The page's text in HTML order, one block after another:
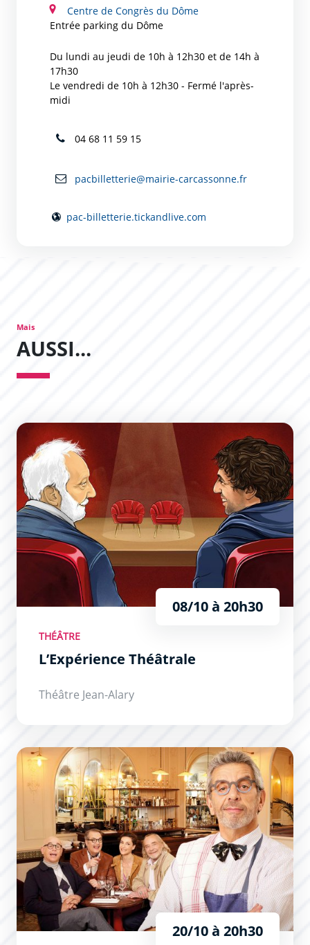
Centre de Congrès du Dôme
Entrée parking du Dôme
Du lundi au jeudi de 10h à 12h30 et de 14h à
17h30
Le vendredi de 10h à 12h30 - Fermé l'après-
midi
04 68 11 59 15
pacbilletterie@mairie-carcassonne.fr
pac-billetterie.tickandlive.com
Mais
AUSSI...
L’Expérience Théâtrale
08/10 à 20h30
THÉÂTRE
L’Expérience Théâtrale
Théâtre Jean-Alary
Secret(s) Médical
20/10 à 20h30